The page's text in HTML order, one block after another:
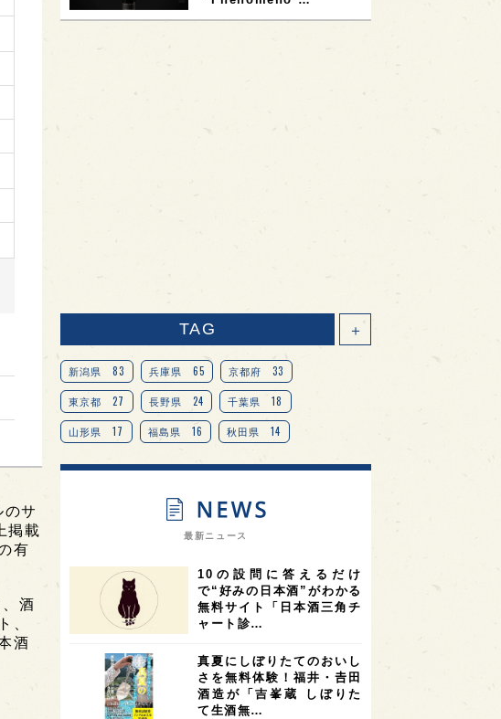
サ
掲載
有
酒
、
酒
TAG ＋
新潟県 83 兵庫県 65 京都府 33
東京都 27 長野県 24 千葉県 18
山形県 17 福島県 16 秋田県 14
愛知県 14 宮城県 14 岐阜県 13
オピニオンリーダーの視点 9
奈良県 滋賀県 7 和歌山県 6
富山県 6 フランス 6 高知県 5 島根県 5
4 アメリカ 4 神奈川県 4
4 三重県 大阪府 3
最新ニュース
10の設問に答えるだけ
で“好みの日本酒”がわかる
無料サイト「日本酒三角チ
ャート診…
真夏にしぼりたてのおいし
さを無料体験！福井・𠮷田
酒造が「吉峯蔵 しぼりた
て生酒無…